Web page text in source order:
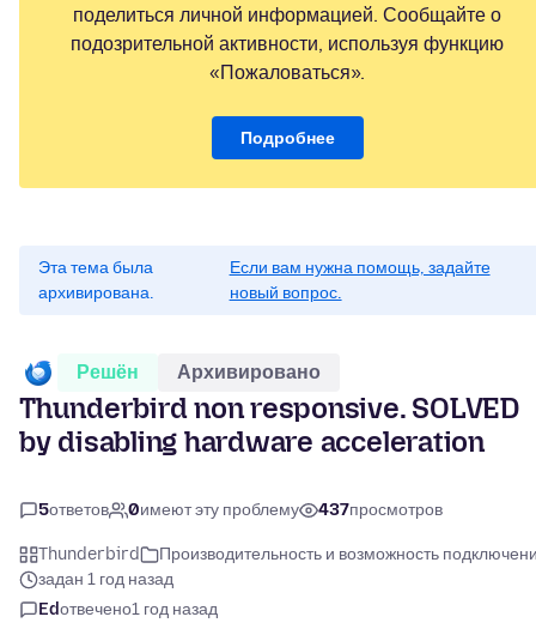
поделиться личной информацией. Сообщайте о
подозрительной активности, используя функцию
«Пожаловаться».
Подробнее
Эта тема была
архивирована.
Если вам нужна помощь, задайте
новый вопрос.
Решён Архивировано
Thunderbird non responsive. SOLVED
by disabling hardware acceleration
5ответов 0имеют эту проблему 437просмотров
Thunderbird
Производительность и возможность
задан 1 год назад
Edотвечено1 год назад